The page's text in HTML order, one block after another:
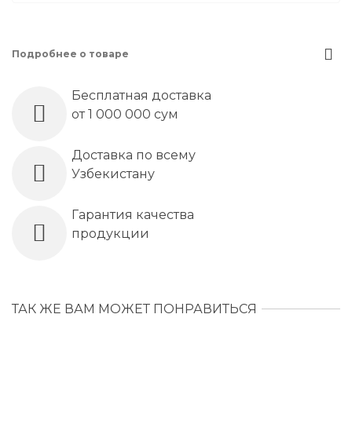
Подробнее о товаре
Бесплатная доставка
от 1 000 000 сум
Доставка по всему
Узбекистану
Гарантия качества
продукции
ТАК ЖЕ ВАМ МОЖЕТ ПОНРАВИТЬСЯ